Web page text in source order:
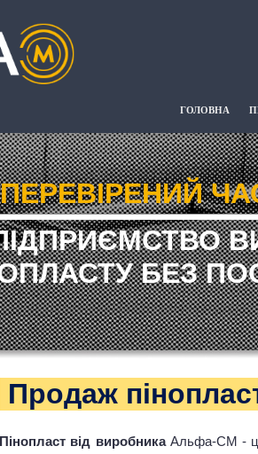
ГОЛОВНА
БЕЗ
Продаж
Пінопласт від виробникаАльфа-CM - це